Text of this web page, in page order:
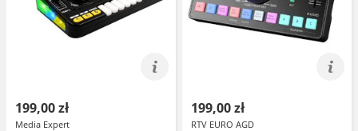
199,00 zł
Media Expert
199,00 zł
RTV EURO AGD